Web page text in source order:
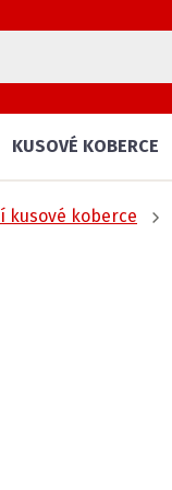
KUSOVÉ KOBERCE
kusové koberce